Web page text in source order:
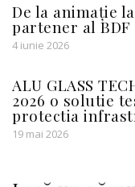
De la animație
partener al
4 iunie 2026
ALU GLASS
2026 o solutie
protectia
19 mai 2026